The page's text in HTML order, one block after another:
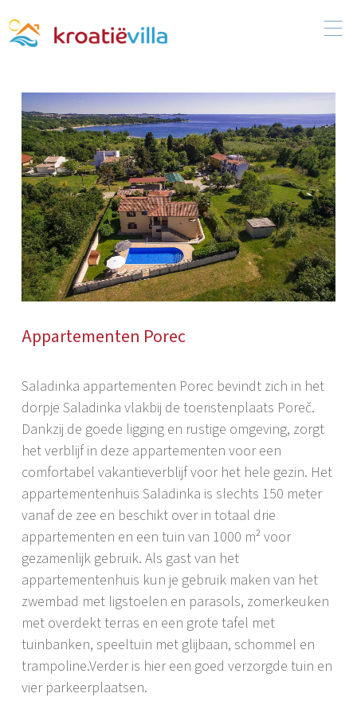
Appartementen Porec
Saladinka appartementen Porec bevindt zich in het
dorpje Saladinka vlakbij de toeristenplaats Poreč.
Dankzij de goede ligging en rustige omgeving, zorgt
het verblijf in deze appartementen voor een
comfortabel vakantieverblijf voor het hele gezin. Het
appartementenhuis Saladinka is slechts 150 meter
vanaf de zee en beschikt over in totaal drie
appartementen en een tuin van 1000 m² voor
gezamenlijk gebruik. Als gast van het
appartementenhuis kun je gebruik maken van het
zwembad met ligstoelen en parasols, zomerkeuken
met overdekt terras en een grote tafel met
tuinbanken, speeltuin met glijbaan, schommel en
trampoline.Verder is hier een goed verzorgde tuin en
vier parkeerplaatsen.